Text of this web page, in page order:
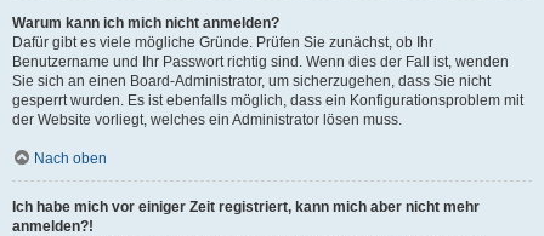
Warum kann ich mich nicht anmelden?
Dafür gibt es viele mögliche Gründe. Prüfen Sie zunächst, ob Ihr
Benutzername und Ihr Passwort richtig sind. Wenn dies der Fall ist, wenden
Sie sich an einen Board-Administrator, um sicherzugehen, dass Sie nicht
gesperrt wurden. Es ist ebenfalls möglich, dass ein Konfigurationsproblem mit
der Website vorliegt, welches ein Administrator lösen muss.
Nach oben
Ich habe mich vor einiger Zeit registriert, kann mich aber nicht mehr
anmelden?!